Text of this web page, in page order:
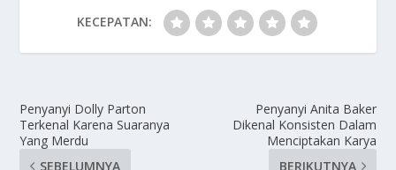
KECEPATAN:
Penyanyi Dolly Parton
Terkenal Karena Suaranya
Yang Merdu
SEBELUMNYA
Penyanyi Anita Baker
Dikenal Konsisten Dalam
Menciptakan Karya
BERIKUTNYA